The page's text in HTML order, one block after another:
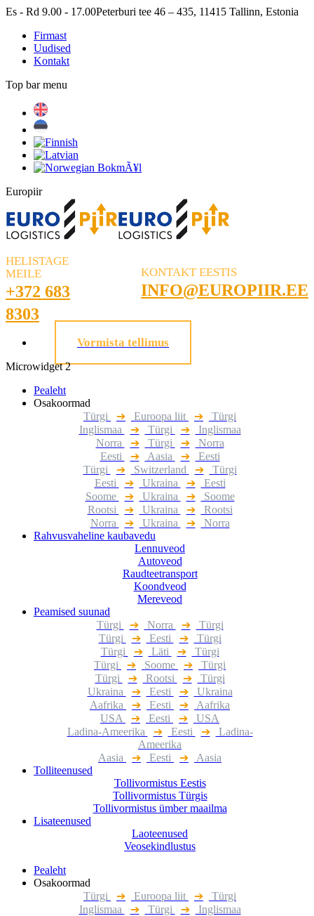
Skip
content
Es - Rd 9.00 - 17.00Peterburi tee 46 – 435, 11415 Tallinn, Estonia
Firmast
Uudised
Kontakt
Top bar menu
Europiir
HELISTAGE
MEILE
+372 683
8303
KONTAKT EESTIS
INFO@EUROPIIR.EE
Vormista tellimus
Microwidget 2
Pealeht
Osakoormad
Türgi
➔ Euroopa liit ➔
Türgi
Inglismaa
➔ Türgi ➔
Inglismaa
Norra
➔ Türgi ➔
Norra
Eesti
➔ Aasia ➔
Eesti
Türgi
➔ Switzerland ➔
Türgi
Eesti
➔ Ukraina ➔
Eesti
Soome
➔ Ukraina ➔
Soome
Rootsi
➔ Ukraina ➔
Rootsi
Norra
➔ Ukraina ➔
Norra
Rahvusvaheline kaubavedu
Lennuveod
Autoveod
Raudteetransport
Koondveod
Mereveod
Peamised suunad
Türgi
➔ Norra ➔
Türgi
Türgi
➔ Eesti ➔
Türgi
Türgi
➔ Läti ➔
Türgi
Türgi
➔ Soome ➔
Türgi
Türgi
➔ Rootsi ➔
Türgi
Ukraina
➔ Eesti ➔
Ukraina
Aafrika
➔ Eesti ➔
Aafrika
USA
➔ Eesti ➔
USA
Ladina-Ameerika
➔ Eesti ➔
Ladina-
Ameerika
Aasia
➔ Eesti ➔
Aasia
Tolliteenused
Tollivormistus Eestis
Tollivormistus Türgis
Tollivormistus ümber maailma
Lisateenused
Laoteenused
Veosekindlustus
Pealeht
Osakoormad
Türgi
➔ Euroopa liit ➔
Türgi
Inglismaa
➔ Türgi ➔
Inglismaa